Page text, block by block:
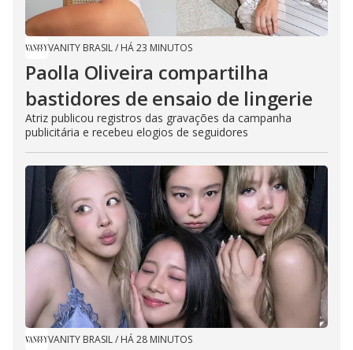
VANITY BRASIL/ HÁ 23 MINUTOS
Paolla Oliveira compartilha
bastidores de ensaio de lingerie
Atriz publicou registros das gravações da campanha
publicitária e recebeu elogios de seguidores
VANITY BRASIL/ HÁ 28 MINUTOS